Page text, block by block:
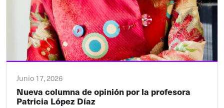
Junio 17, 2026
Nueva columna de opinión por la profesora
Patricia López Díaz